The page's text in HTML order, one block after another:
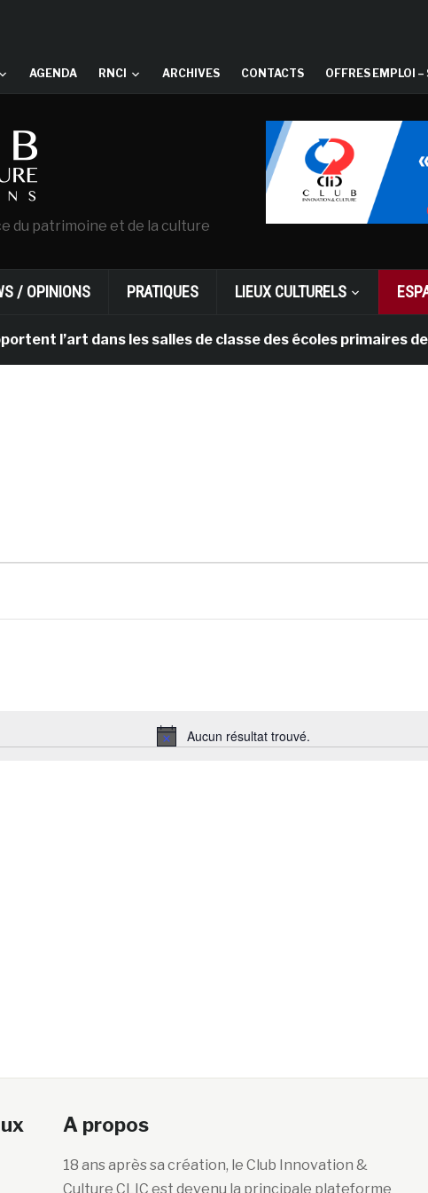
AGENDA RNCI ARCHIVES CONTACTS OFFRES EMPLOI –
du patrimoine et de la culture
/ OPINIONS PRATIQUES LIEUX CULTURELS
l’art dans les salles de classe des écoles primaires des
Notice
Aucun résultat trouvé.
A propos
18 ans après sa création, le Club Innovation &
Culture CLIC est devenu la principale plateforme